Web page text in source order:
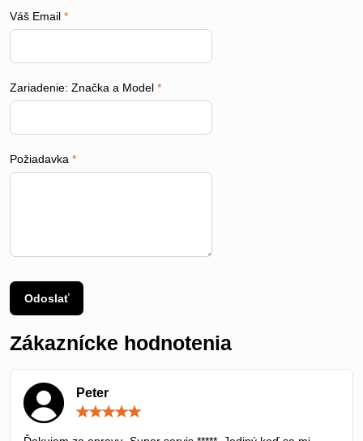
Váš Email *
Zariadenie: Značka a Model *
Požiadavka *
Odoslať
Zákaznícke hodnotenia
Peter